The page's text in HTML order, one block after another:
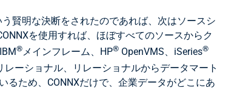
賢明な決断をされたのであれば、次はソースシ
を使用すれば、ほぼすべてのソースからク
®メインフレーム、HP® OpenVMS、iSeries®
ーショナル、リレーショナルからデータマート
ため、CONNXだけで、企業データがどこにあ